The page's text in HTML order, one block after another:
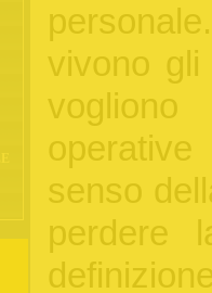
vivono gli
vogliono
senso
perdere